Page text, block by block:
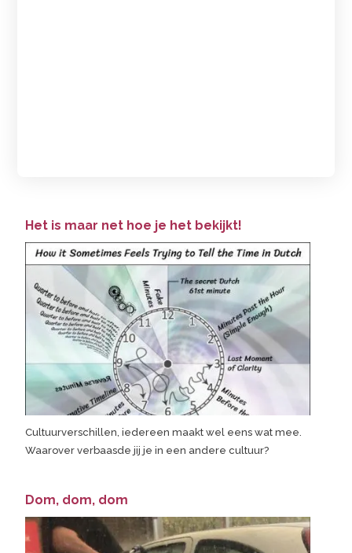
Het is maar net hoe je het bekijkt!
Cultuurverschillen, iedereen maakt wel eens wat mee.
Waarover verbaasde jij je in een andere cultuur?
Dom, dom, dom